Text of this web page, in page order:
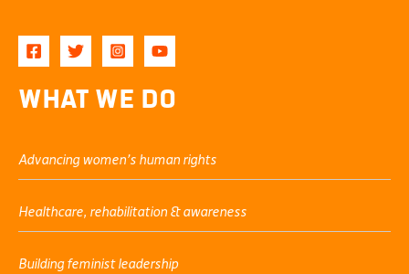
What We Do
Advancing women’s human rights
Healthcare, rehabilitation & awareness
Building feminist leadership